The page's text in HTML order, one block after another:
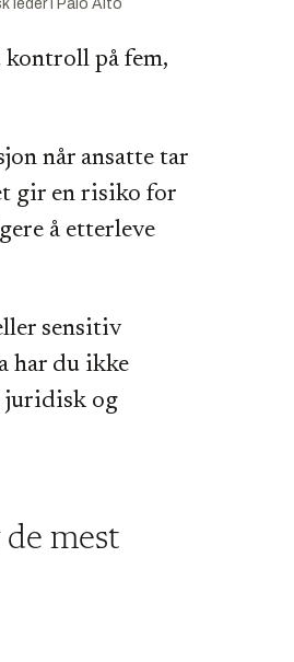
leder i Palo Alto
på fem,
når ansatte tar
gir en risiko for
å etterleve
sensitiv
har du ikke
juridisk og
mest